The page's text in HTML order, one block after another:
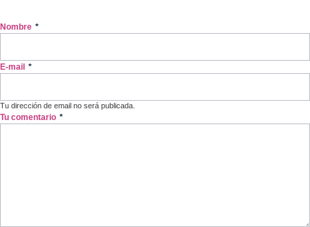
Nombre *
E-mail *
Tu dirección de email no será publicada.
Tu comentario *